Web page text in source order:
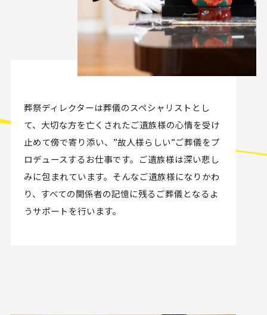
葬祭ディレクターは葬儀のスペシャリストとし
て、大切な方を亡くされたご遺族様の心情を受け
止めて傍で寄り添い、”故人様らしい”ご葬儀をプ
ロデュースするお仕事です。ご遺族様は深い悲し
みに包まれています。そんなご遺族様になりかわ
り、すべての関係者の記憶に残るご葬儀となるよ
うサポートを行います。